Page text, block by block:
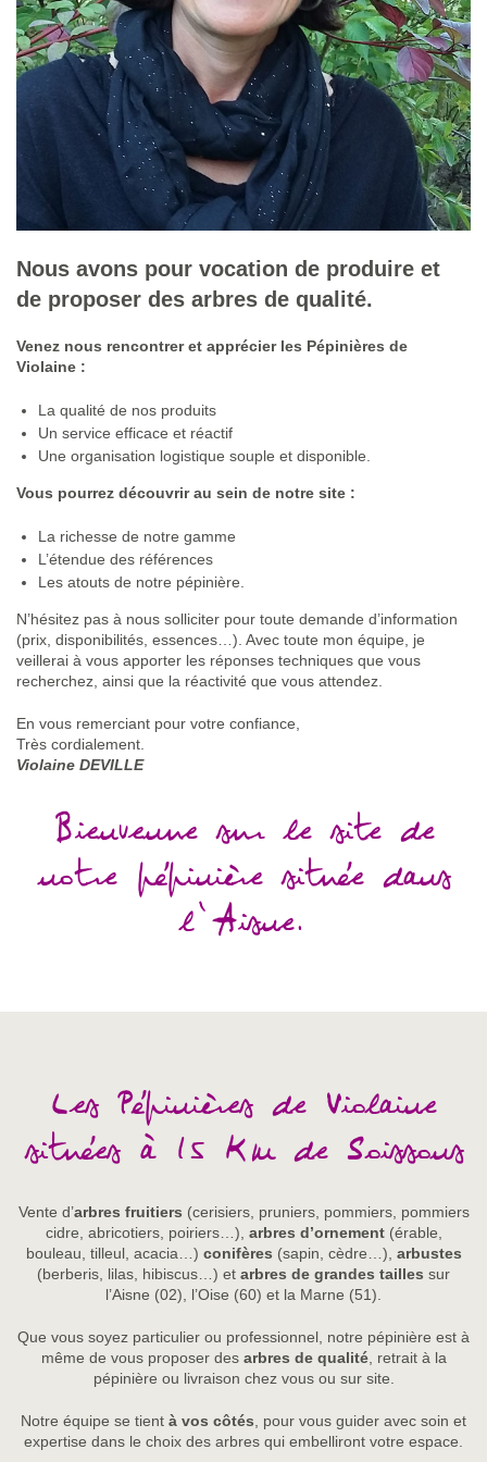
Nous avons pour vocation de produire et
de proposer des arbres de qualité.
Venez nous rencontrer et apprécier les Pépinières de
Violaine :
La qualité de nos produits
Un service efficace et réactif
Une organisation logistique souple et disponible.
Vous pourrez découvrir au sein de notre site :
La richesse de notre gamme
L’étendue des références
Les atouts de notre pépinière.
N’hésitez pas à nous solliciter pour toute demande d’information
(prix, disponibilités, essences…). Avec toute mon équipe, je
veillerai à vous apporter les réponses techniques que vous
recherchez, ainsi que la réactivité que vous attendez.
En vous remerciant pour votre confiance,
Très cordialement.
Violaine DEVILLE
Bienvenue sur le site de
notre pépinière située dans
l’Aisne.
Les Pépinières de Violaine
situées à 15 Km de Soissons
Vente d’arbres fruitiers (cerisiers, pruniers, pommiers, pommiers
cidre, abricotiers, poiriers…), arbres d’ornement(érable,
bouleau, tilleul, acacia…) conifères (sapin, cèdre…), arbustes
(berberis, lilas, hibiscus…) et arbres de grandes tailles sur
l’Aisne (02), l’Oise (60) et la Marne (51).
Que vous soyez particulier ou professionnel, notre pépinière est à
même de vous proposer des arbres de qualité, retrait à la
pépinière ou livraison chez vous ou sur site.
Notre équipe se tient à vos côtés , pour vous guider avec soin et
expertise dans le choix des arbres qui embelliront votre espace.